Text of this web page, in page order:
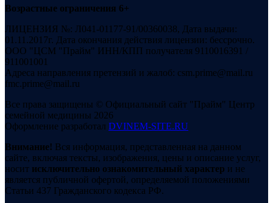
Возрастные ограничения 6+
ЛИЦЕНЗИЯ №: Л041-01177-91/00360038, Дата выдачи:
01.11.2017г. Дата окончания действия лицензии: бессрочно.
ООО "ЦСМ "Прайм" ИНН/КПП получателя 9110016391 /
911001001
Адреса направления претензий и жалоб: csm.prime@mail.ru
fmc.prime@mail.ru
Все права защищены © Официальный сайт "Прайм" Центр
семейной медицины 2026
Оформление разработал DVINEM-SITE.RU
Внимание! Вся информация, представленная на данном
сайте, включая тексты, изображения, цены и описание услуг,
носит исключительно ознакомительный характер и не
является публичной офертой, определяемой положениями
Статьи 437 Гражданского кодекса РФ.